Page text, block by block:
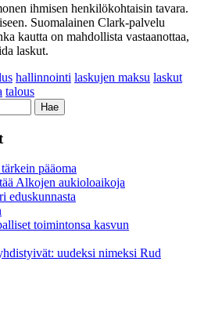
ihmisen henkilökohtaisin tavara.
Suomalainen Clark-palvelu
kautta on mahdollista vastaanottaa,
laskut.
hallinnointi laskujen maksu laskut
talous
pääoma
Alkojen aukioloaikoja
eduskunnasta
toimintonsa kasvun
uudeksi nimeksi Rud